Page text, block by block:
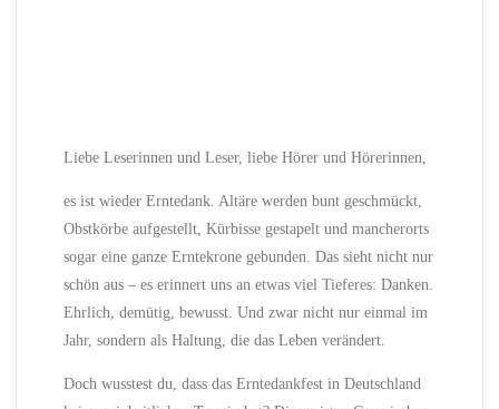
Liebe Leserinnen und Leser, liebe Hörer und Hörerinnen,
es ist wieder Erntedank. Altäre werden bunt geschmückt,
Obstkörbe aufgestellt, Kürbisse gestapelt und mancherorts
sogar eine ganze Erntekrone gebunden. Das sieht nicht nur
schön aus – es erinnert uns an etwas viel Tieferes: Danken.
Ehrlich, demütig, bewusst. Und zwar nicht nur einmal im
Jahr, sondern als Haltung, die das Leben verändert.
Doch wusstest du, dass das Erntedankfest in Deutschland